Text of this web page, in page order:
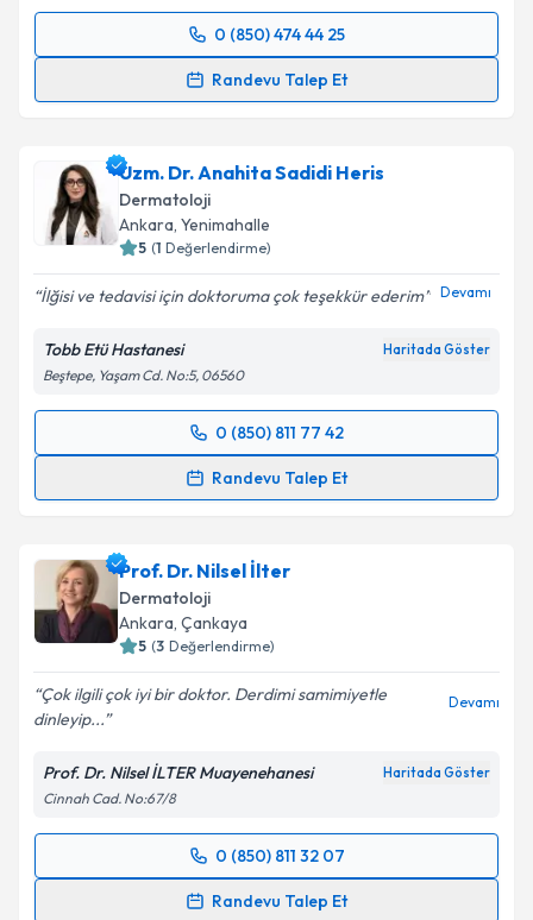
Takvim Talebini Gönder
0 (850) 474 44 25
Randevu Talep Et
Randevu Takvimi Talebi
takvim hazırlandığında e-posta ile bilgilendireceğiz.
E-posta Adresiniz
Metni'ni okudum ve kişisel verilerimin belirtilen
kapsamda işlenmesini kabul ediyorum.
Takvim Talebini Gönder
Uzm. Dr. Anahita Sadidi Heris
Dermatoloji
Ankara, Yenimahalle
5 (1 Değerlendirme)
İlğisi ve tedavisi için doktoruma çok teşekkür ederim Devamı
Tobb Etü Hastanesi Haritada Göster
Beştepe, Yaşam Cd. No:5, 06560
0 (850) 811 77 42
Randevu Talep Et
Randevu Takvimi Talebi
için bir takvim hazırlandığında e-posta ile
bilgilendireceğiz.
E-posta Adresiniz
Kişisel verilerimin işlenmesine ilişkin
Metni'ni okudum ve kişisel verilerimin belirtilen
kapsamda işlenmesini kabul ediyorum.
Takvim Talebini Gönder
Prof. Dr. Nilsel İlter
Dermatoloji
Ankara, Çankaya
5 (3 Değerlendirme)
Çok ilgili çok iyi bir doktor. Derdimi samimiyetle
dinleyip...
Devamı
Prof. Dr. Nilsel İLTER Muayenehanesi Haritada Göster
Cinnah Cad. No:67/8
0 (850) 811 32 07
Randevu Talep Et
Randevu Takvimi Talebi